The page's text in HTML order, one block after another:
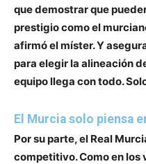
que demostrar que
prestigio como el
afirmó el míster. Y
para elegir la alineación
equipo llega con todo.
El Murcia solo piensa
Por su parte, el Real
competitivo. Como en los